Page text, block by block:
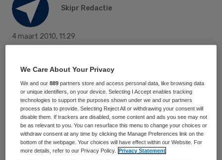
Skipr Redactie
4 maart 2010, 11:29
Christiaan Laffrée, de voormalig directeur
van de Landelijke Huisartsen Vereniging
(LHV) is op 61-jarige leeftijd overleden op
27 februari 2010. Dit meldt de LHV op haar
site.
We Care About Your Privacy
We and our889 partners store and access personal data, like browsing data
or unique identifiers, on your device. Selecting I Accept enables tracking
technologies to support the purposes shown under we and our partners
process data to provide. Selecting Reject All or withdrawing your consent will
disable them. If trackers are disabled, some content and ads you see may not
be as relevant to you. You can resurface this menu to change your choices or
withdraw consent at any time by clicking the Manage Preferences link on the
bottom of the webpage. Your choices will have effect within our Website. For
more details, refer to our Privacy Policy.
Privacy Statement